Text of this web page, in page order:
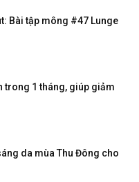
Bài tập mông #47 Lunge
trong 1 tháng, giúp giảm
da mùa Thu Đông cho